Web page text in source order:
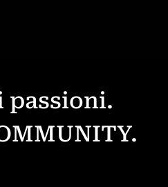
passioni.